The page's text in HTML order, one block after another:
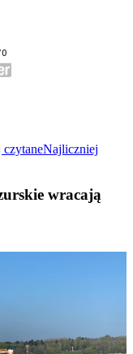
czytaneNajliczniej
wracają